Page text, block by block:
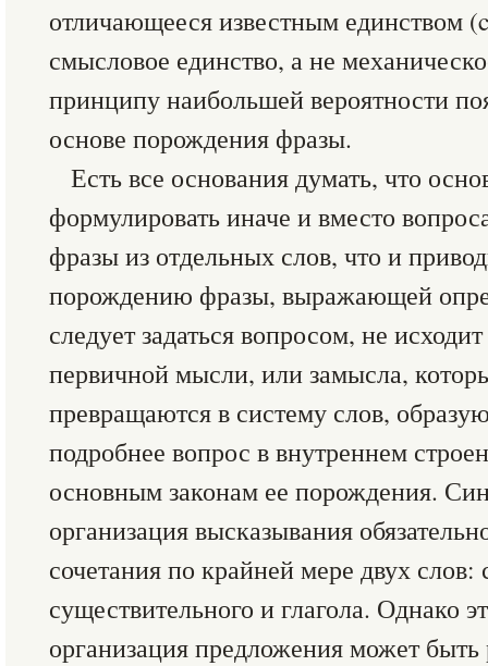
отличающееся известным единством
смысловое единство, а не
принципу наибольшей вероятности
основе порождения фразы.
Есть все основания думать, что
формулировать иначе и вместо
фразы из отдельных слов, что и
порождению фразы, выражающей
следует задаться вопросом, не
первичной мысли, или замысла,
превращаются в систему слов,
подробнее вопрос в внутреннем
основным законам ее порождения.
организация высказывания
сочетания по крайней мере двух слов:
существительного и глагола. Однако
организация предложения может